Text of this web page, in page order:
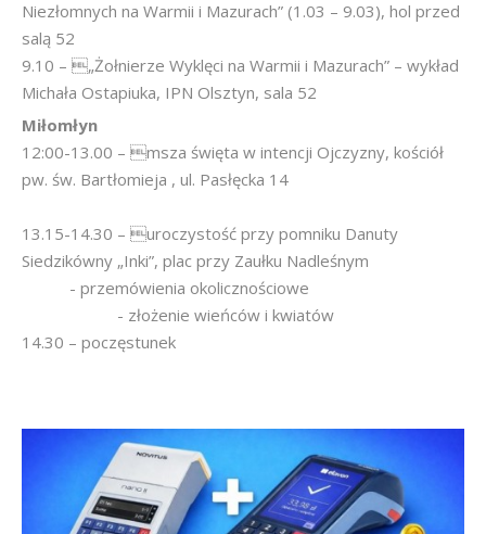
Niezłomnych na Warmii i Mazurach” (1.03 – 9.03), hol przed
salą 52
9.10 – „Żołnierze Wyklęci na Warmii i Mazurach” – wykład
Michała Ostapiuka, IPN Olsztyn, sala 52
Miłomłyn
12:00-13.00 – msza święta w intencji Ojczyzny, kościół
pw. św. Bartłomieja , ul. Pasłęcka 14
13.15-14.30 – uroczystość przy pomniku Danuty
Siedzikówny „Inki”, plac przy Zaułku Nadleśnym
- przemówienia okolicznościowe
- złożenie wieńców i kwiatów
14.30 – poczęstunek